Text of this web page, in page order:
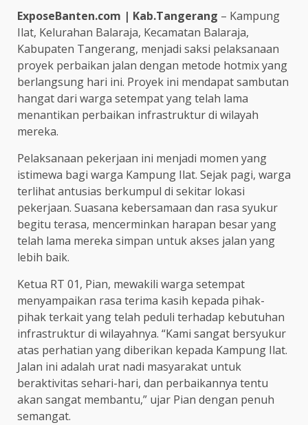
ExposeBanten.com | Kab.Tangerang – Kampung
Ilat, Kelurahan Balaraja, Kecamatan Balaraja,
Kabupaten Tangerang, menjadi saksi pelaksanaan
proyek perbaikan jalan dengan metode hotmix yang
berlangsung hari ini. Proyek ini mendapat sambutan
hangat dari warga setempat yang telah lama
menantikan perbaikan infrastruktur di wilayah
mereka.
Pelaksanaan pekerjaan ini menjadi momen yang
istimewa bagi warga Kampung Ilat. Sejak pagi, warga
terlihat antusias berkumpul di sekitar lokasi
pekerjaan. Suasana kebersamaan dan rasa syukur
begitu terasa, mencerminkan harapan besar yang
telah lama mereka simpan untuk akses jalan yang
lebih baik.
Ketua RT 01, Pian, mewakili warga setempat
menyampaikan rasa terima kasih kepada pihak-
pihak terkait yang telah peduli terhadap kebutuhan
infrastruktur di wilayahnya. “Kami sangat bersyukur
atas perhatian yang diberikan kepada Kampung Ilat.
Jalan ini adalah urat nadi masyarakat untuk
beraktivitas sehari-hari, dan perbaikannya tentu
akan sangat membantu,” ujar Pian dengan penuh
semangat.